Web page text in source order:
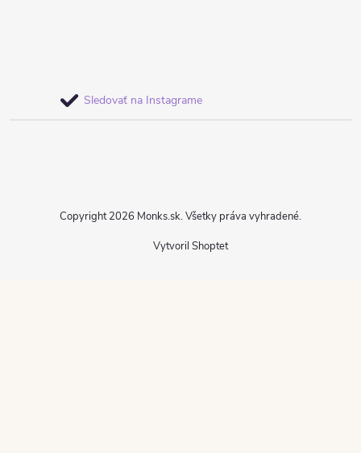
Sledovať na Instagrame
Vytvoril Shoptet
Copyright 2026 Monks.sk. Všetky práva vyhradené.